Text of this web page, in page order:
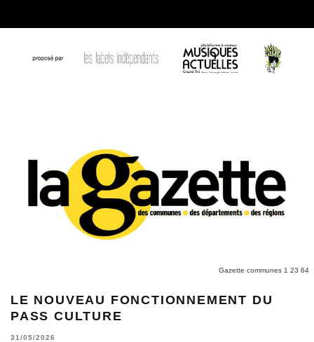
Gazette communes 1 23 64
LE NOUVEAU FONCTIONNEMENT DU
PASS CULTURE
31/05/2026